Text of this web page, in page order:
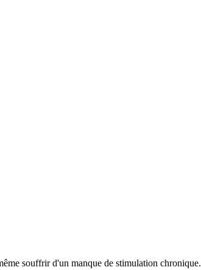
souffrir d'un manque de stimulation chronique.